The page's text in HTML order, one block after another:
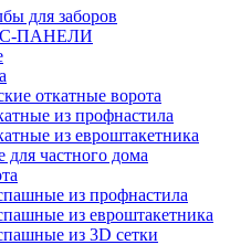
для заборов
ПАНЕЛИ
откатные ворота
из профнастила
из евроштакетника
для частного дома
из профнастила
из евроштакетника
из 3D сетки